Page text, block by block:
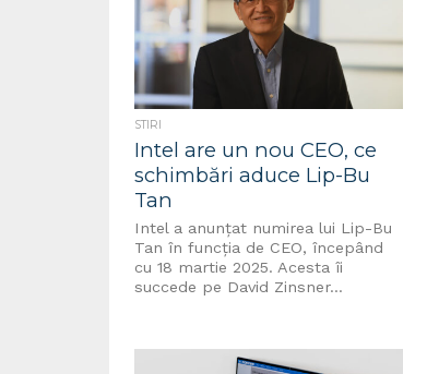
STIRI
Intel are un nou CEO, ce
schimbări aduce Lip-Bu
Tan
Intel a anunțat numirea lui Lip-Bu
Tan în funcția de CEO, începând
cu 18 martie 2025. Acesta îi
succede pe David Zinsner...